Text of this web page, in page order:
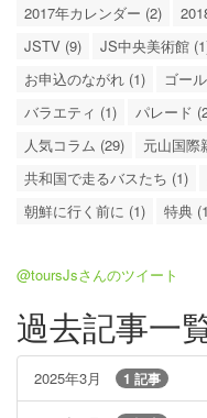
2017年カレンダー (2)
JSTV (9)
JS中央美術館
お申込のながれ (1)
ゴー
バラエティ (1)
パレード
人気コラム (29)
元山国際
共和国で走るバスたち (1)
朝鮮に行く前に (1)
特典
@toursJsさんのツイート
過去記事一
2025年3月 1 記事